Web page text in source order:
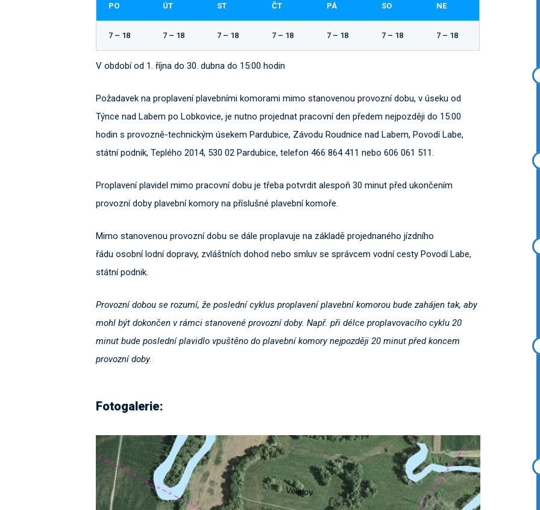
PO ÚT ST ČT PÁ SO NE
7 – 18 7 – 18 7 – 18 7 – 18 7 – 18 7 – 18 7 – 18
V období od 1. října do 30. dubna do 15:00 hodin
Požadavek na proplavení plavebními komorami mimo stanovenou provozní dobu, v úseku od
Týnce nad Labem po Lobkovice, je nutno projednat pracovní den předem nejpozději do 15:00
hodin s provozně-technickým úsekem Pardubice, Závodu Roudnice nad Labem, Povodí Labe,
státní podnik, Teplého 2014, 530 02 Pardubice, telefon 466 864 411 nebo 606 061 511.
Proplavení plavidel mimo pracovní dobu je třeba potvrdit alespoň 30 minut před ukončením
provozní doby plavební komory na příslušné plavební komoře.
Mimo stanovenou provozní dobu se dále proplavuje na základě projednaného jízdního
řádu osobní lodní dopravy, zvláštních dohod nebo smluv se správcem vodní cesty Povodí Labe,
státní podnik.
Provozní dobou se rozumí, že poslední cyklus proplavení plavební komorou bude zahájen tak, aby
mohl být dokončen v rámci stanovené provozní doby. Např. při délce proplavovacího cyklu 20
minut bude poslední plavidlo vpuštěno do plavební komory nejpozději 20 minut před koncem
provozní doby.
Fotogalerie: